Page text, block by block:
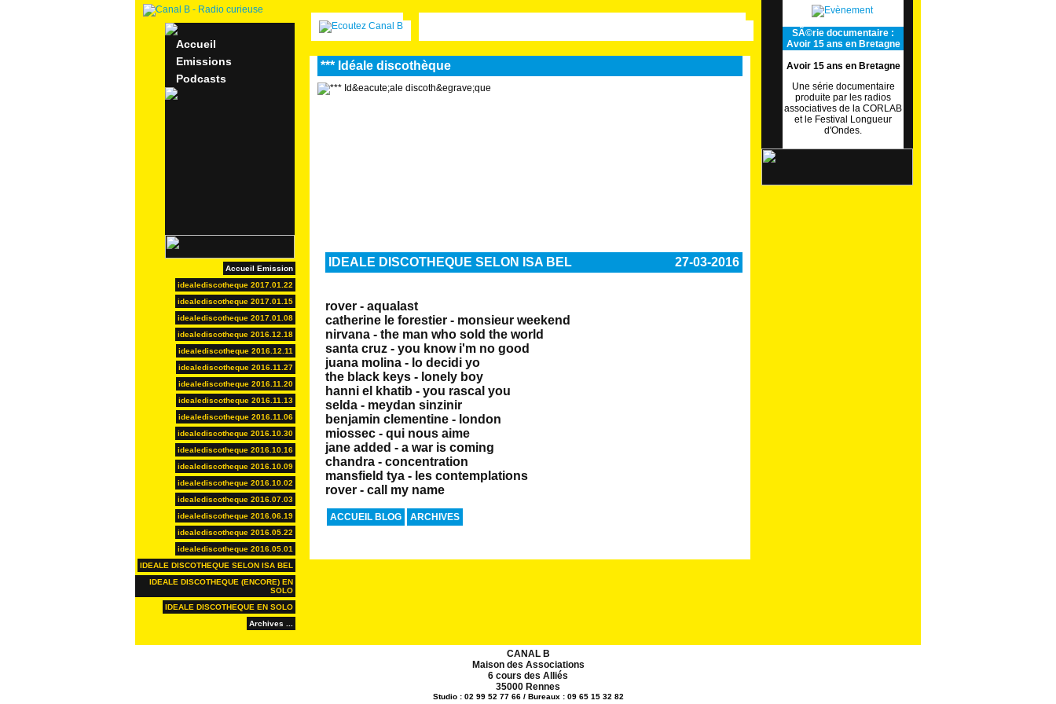
Accueil
Emissions
Podcasts
Accueil Emission
idealediscotheque 2017.01.22
idealediscotheque 2017.01.15
idealediscotheque 2017.01.08
idealediscotheque 2016.12.18
idealediscotheque 2016.12.11
idealediscotheque 2016.11.27
idealediscotheque 2016.11.20
idealediscotheque 2016.11.13
idealediscotheque 2016.11.06
idealediscotheque 2016.10.30
idealediscotheque 2016.10.16
idealediscotheque 2016.10.09
idealediscotheque 2016.10.02
idealediscotheque 2016.07.03
idealediscotheque 2016.06.19
idealediscotheque 2016.05.22
idealediscotheque 2016.05.01
IDEALE DISCOTHEQUE SELON ISA BEL
IDEALE DISCOTHEQUE (ENCORE) EN
SOLO
IDEALE DISCOTHEQUE EN SOLO
Archives ...
SÃ©rie documentaire :
Avoir 15 ans en Bretagne
Avoir 15 ans en Bretagne
Une série documentaire
produite par les radios
associatives de la CORLAB
et le Festival Longueur
d'Ondes.
*** Idéale discothèque
IDEALE DISCOTHEQUE SELON ISA BEL 27-03-2016
rover - aqualast
catherine le forestier - monsieur weekend
nirvana - the man who sold the world
santa cruz - you know i'm no good
juana molina - lo decidi yo
the black keys - lonely boy
hanni el khatib - you rascal you
selda - meydan sinzinir
benjamin clementine - london
miossec - qui nous aime
jane added - a war is coming
chandra - concentration
mansfield tya - les contemplations
rover - call my name
ACCUEIL BLOG ARCHIVES
CANAL B
Maison des Associations
6 cours des Alliés
35000 Rennes
Studio : 02 99 52 77 66 / Bureaux : 09 65 15 32 82